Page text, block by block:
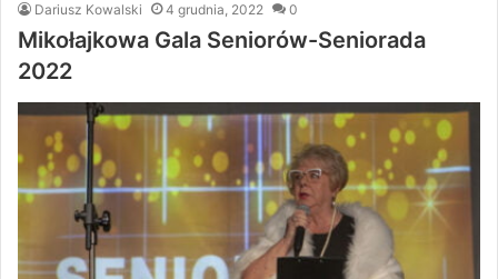
Dariusz Kowalski 4 grudnia, 2022 0
Mikołajkowa Gala Seniorów-Seniorada
2022